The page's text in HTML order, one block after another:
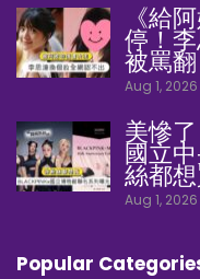
《給
停！
被罵
Aug 1, 2026
美慘
國立
絲都
Aug 1, 2026
Popular